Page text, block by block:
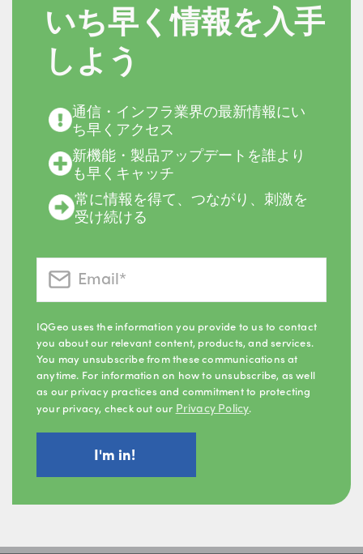
いち早く情報を入手
しよう
通信・インフラ業界の最新情報にい
ち早くアクセス
新機能・製品アップデートを誰より
も早くキャッチ
常に情報を得て、つながり、刺激を
受け続ける
IQGeo uses the information you provide to us to contact
you about our relevant content, products, and services.
You may unsubscribe from these communications at
anytime. For information on how to unsubscribe, as well
as our privacy practices and commitment to protecting
your privacy, check out our Privacy Policy.